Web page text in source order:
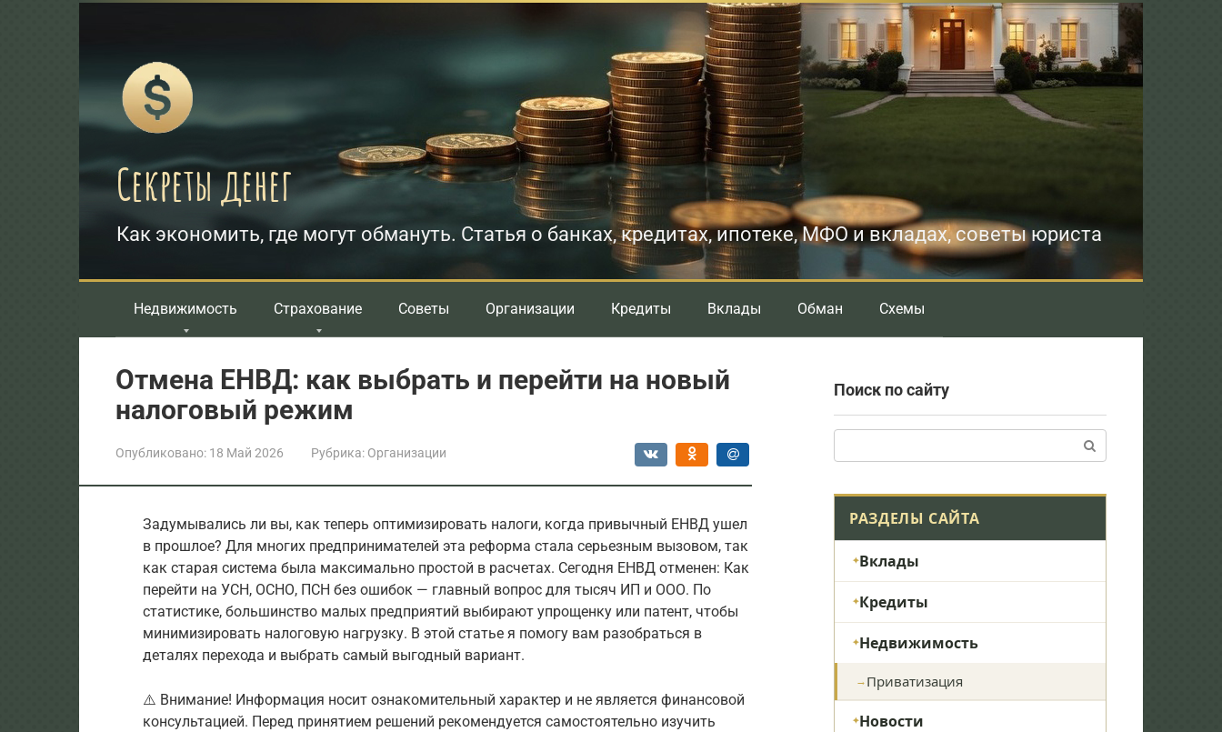
Секреты денег
Как экономить, где могут обмануть. Статья о банках, кредитах, ипотеке, МФО и вкладах, советы юриста
Недвижимость Страхование Советы Организации Кредиты Вклады Обман Схемы
Отмена ЕНВД: как выбрать и перейти на новый
налоговый режим
Опубликовано: 18 Май 2026 Рубрика: Организации
Задумывались ли вы, как теперь оптимизировать налоги, когда привычный ЕНВД ушел
в прошлое? Для многих предпринимателей эта реформа стала серьезным вызовом, так
как старая система была максимально простой в расчетах. Сегодня ЕНВД отменен: Как
перейти на УСН, ОСНО, ПСН без ошибок — главный вопрос для тысяч ИП и ООО. По
статистике, большинство малых предприятий выбирают упрощенку или патент, чтобы
минимизировать налоговую нагрузку. В этой статье я помогу вам разобраться в
деталях перехода и выбрать самый выгодный вариант.
⚠️ Внимание! Информация носит ознакомительный характер и не является финансовой
консультацией. Перед принятием решений рекомендуется самостоятельно изучить
Поиск по сайту
РАЗДЕЛЫ САЙТА
Вклады
Кредиты
Недвижимость
Приватизация
Новости